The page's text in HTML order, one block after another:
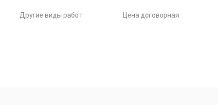
Другие виды работ Цена договорная